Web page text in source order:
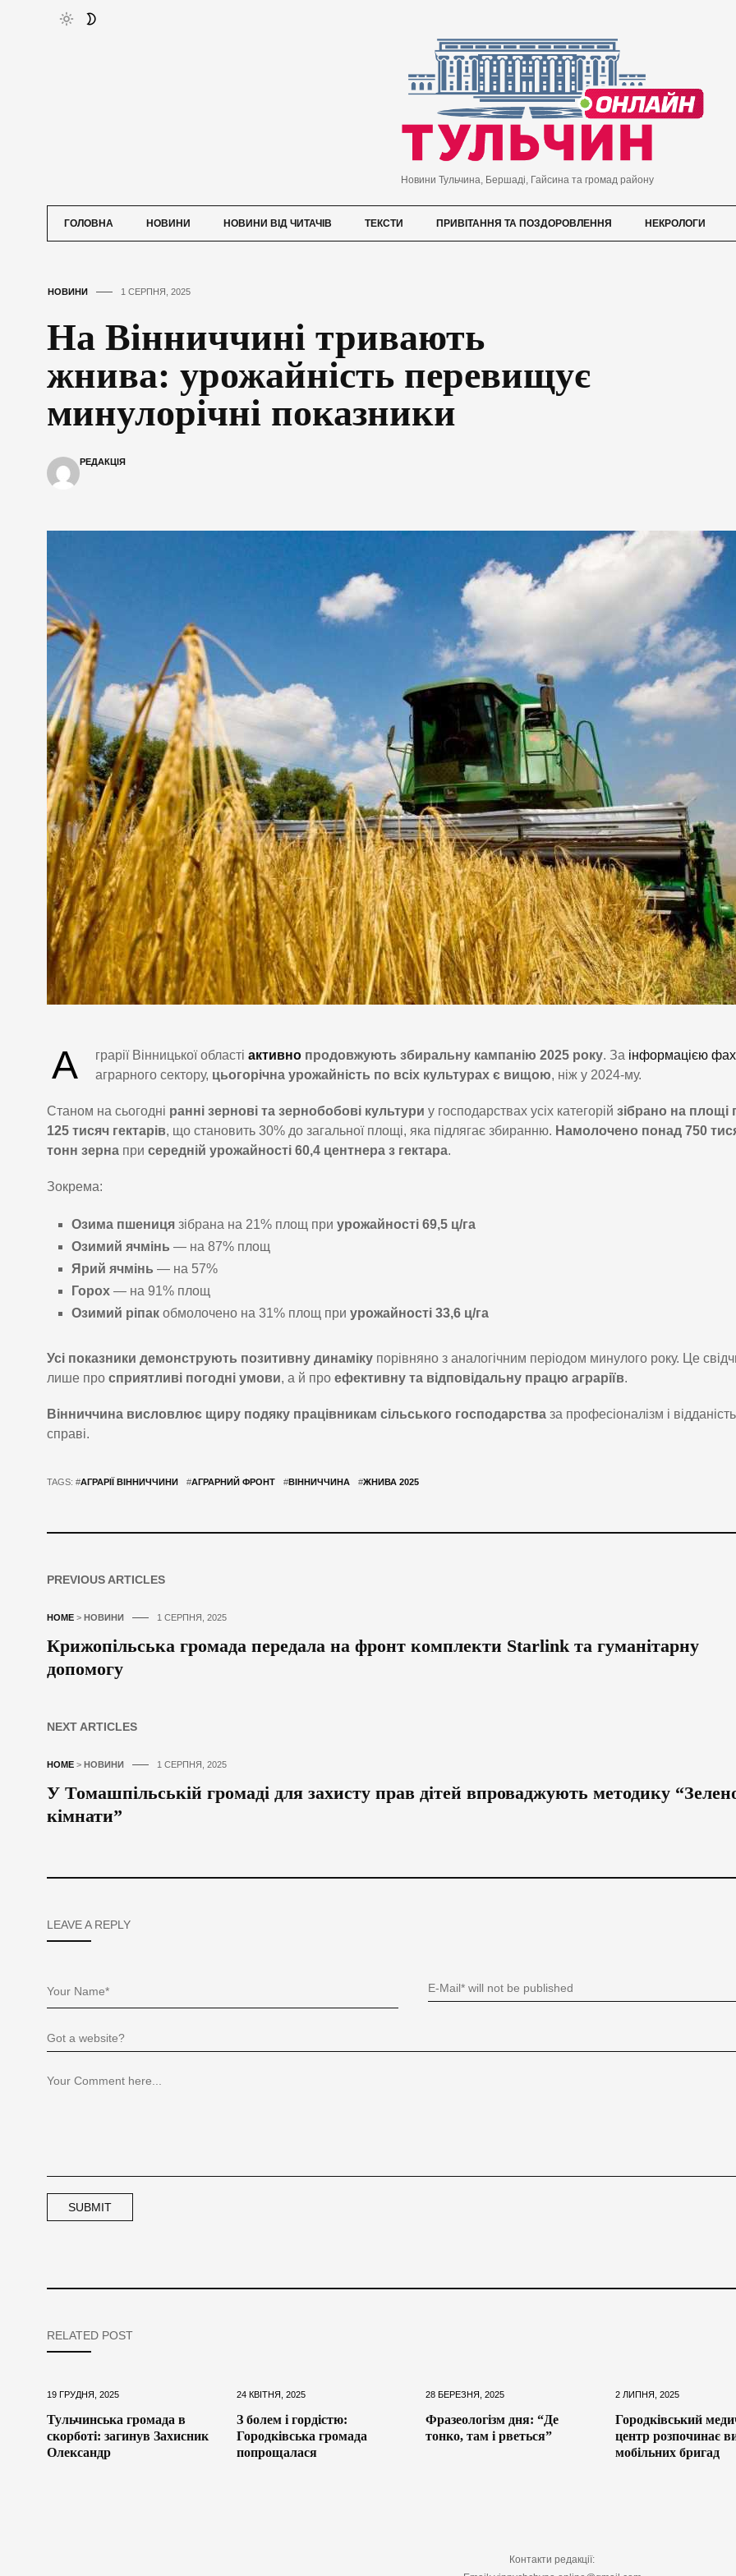
Новини Тульчина, Бершаді, Гайсина та громад району
ГОЛОВНА НОВИНИ НОВИНИ ВІД ЧИТАЧІВ ТЕКСТИ ПРИВІТАННЯ ТА ПОЗДОРОВЛЕННЯ НЕКРОЛОГИ
НОВИНИ 1 СЕРПНЯ, 2025
На Вінниччині тривають
жнива: урожайність перевищує
минулорічні показники
РЕДАКЦІЯ
А грарії Вінницької області активно продовжують збиральну кампанію 2025 року. За інформацією
аграрного сектору, цьогорічна урожайність по всіх культурах є вищою, ніж у 2024-му.
Станом на сьогодні ранні зернові та зернобобові культури у господарствах усіх категорій зібрано на площі
125 тисяч гектарів, що становить 30% до загальної площі, яка підлягає збиранню. Намолочено понад 750
тонн зерна при середній урожайності 60,4 центнера з гектара.
Зокрема:
Озима пшениця зібрана на 21% площ при урожайності 69,5 ц/га
Озимий ячмінь — на 87% площ
Ярий ячмінь — на 57%
Горох — на 91% площ
Озимий ріпак обмолочено на 31% площ при урожайності 33,6 ц/га
Усі показники демонструють позитивну динаміку порівняно з аналогічним періодом минулого року. Це
лише про сприятливі погодні умови, а й про ефективну та відповідальну працю аграріїв.
Вінниччина висловлює щиру подяку працівникам сільського господарства за професіоналізм і відданість
справі.
TAGS: #АГРАРІЇ ВІННИЧЧИНИ #АГРАРНИЙ ФРОНТ #ВІННИЧЧИНА #ЖНИВА 2025
PREVIOUS ARTICLES
HOME > НОВИНИ 1 СЕРПНЯ, 2025
Крижопільська громада передала на фронт комплекти Starlink та гуманітарну
допомогу
NEXT ARTICLES
HOME > НОВИНИ 1 СЕРПНЯ, 2025
У Томашпільській громаді для захисту прав дітей впроваджують методику
кімнати”
LEAVE A REPLY
RELATED POST
19 ГРУДНЯ, 2025
Тульчинська громада в
скорботі: загинув Захисник
Олександр
24 КВІТНЯ, 2025
З болем і гордістю:
Городківська громада
попрощалася
28 БЕРЕЗНЯ, 2025
Фразеологізм дня: “Де
тонко, там і рветься”
2 ЛИПНЯ, 2025
Городківський
центр розпочинає
мобільних бригад
Контакти редакції: